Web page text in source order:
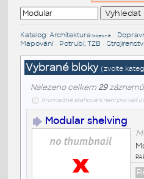
Katalog: Architektura/obecné•
Mapování• Potrubí, TZB • Strojírenství
Vybrané bloky (zvolte
Nalezeno celkem 29záznamů
hromadné stahování není pro váš
Modular shelving